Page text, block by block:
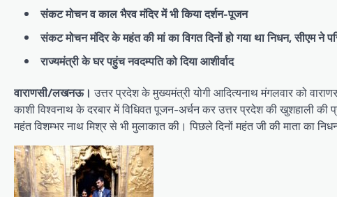
संकट मोचन व काल भैरव मंदिर में भी किया दर्शन-पूजन
संकट मोचन मंदिर के महंत की मां का विगत दिनों हो गया था निधन, सीएम ने
राज्यमंत्री के घर पहुंच नवदम्पति को दिया आशीर्वाद
वाराणसी/लखनऊ। उत्तर प्रदेश के मुख्यमंत्री योगी आदित्यनाथ मंगलवार को
काशी विश्वनाथ के दरबार में विधिवत पूजन-अर्चन कर उत्तर प्रदेश की खुशहाली की
महंत विशम्भर नाथ मिश्र से भी मुलाकात की। पिछले दिनों महंत जी की माता का